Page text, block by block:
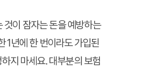
것이 잠자는 돈을 예방하는
1년에 한 번이라도 가입된
지 마세요. 대부분의 보험